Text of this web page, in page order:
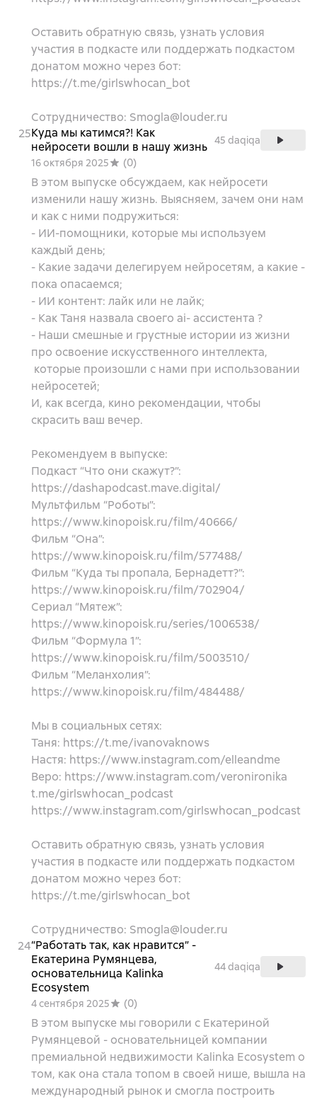
Оставить обратную связь, узнать условия
участия в подкасте или поддержать подкастом
донатом можно через бот:
https://t.me/girlswhocan_bot
Сотрудничество: Smogla@louder.ru
25Куда мы катимся?! Как
нейросети вошли в нашу жизнь 45 daqiqa
16 октября 2025
(0)
В этом выпуске обсуждаем, как нейросети
изменили нашу жизнь. Выясняем, зачем они нам
и как с ними подружиться:
- ИИ-помощники, которые мы используем
каждый день;
- Какие задачи делегируем нейросетям, а какие -
пока опасаемся;
- ИИ контент: лайк или не лайк;
- Как Таня назвала своего ai- ассистента ?
- Наши смешные и грустные истории из жизни
про освоение искусственного интеллекта,
которые произошли с нами при использовании
нейросетей;
И, как всегда, кино рекомендации, чтобы
скрасить ваш вечер.
Рекомендуем в выпуске:
Подкаст “Что они скажут?”:
https://dashapodcast.mave.digital/
Мультфильм “Роботы”:
https://www.kinopoisk.ru/film/40666/
Фильм “Она”:
https://www.kinopoisk.ru/film/577488/
Фильм “Куда ты пропала, Бернадетт?”:
https://www.kinopoisk.ru/film/702904/
Сериал “Мятеж”:
https://www.kinopoisk.ru/series/1006538/
Фильм “Формула 1”:
https://www.kinopoisk.ru/film/5003510/
Фильм “Меланхолия”:
https://www.kinopoisk.ru/film/484488/
Мы в социальных сетях:
Таня: https://t.me/ivanovaknows
Настя: https://www.instagram.com/elleandme
Веро: https://www.instagram.com/veronironika
t.me/girlswhocan_podcast
https://www.instagram.com/girlswhocan_podcast
Оставить обратную связь, узнать условия
участия в подкасте или поддержать подкастом
донатом можно через бот:
https://t.me/girlswhocan_bot
Сотрудничество: Smogla@louder.ru
24“Работать так, как нравится” -
Екатерина Румянцева,
основательница Kalinka
Ecosystem
44 daqiqa
4 сентября 2025 (0)
В этом выпуске мы говорили с Екатериной
Румянцевой - основательницей компании
премиальной недвижимости Kalinka Ecosystem о
том, как она стала топом в своей нише, вышла на
международный рынок и смогла построить